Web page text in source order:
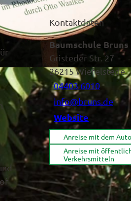
Kontaktdaten
Baumschule Bruns
Gristeder Str. 27
26215Wiefelstede
04403 6010
info@bruns.de
Website
Anreise mit dem Auto
Anreise mit
Verkehrsmitteln